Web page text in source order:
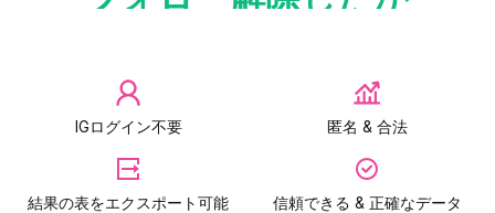
IGログイン不要 匿名 & 合法
結果の表をエクスポート可能 信頼できる & 正確なデータ